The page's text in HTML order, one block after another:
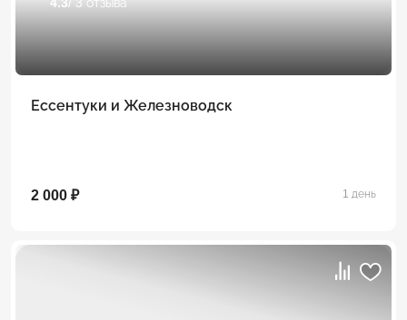
Ессентуки и Железноводск
2 000 ₽ 1 день